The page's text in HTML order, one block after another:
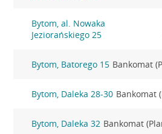
Bytom, al. Nowaka
Jeziorańskiego 25
Bytom, Batorego 15 Bankomat
Bytom, Daleka 28-30 Bankomat
Bytom, Daleka 32 Bankomat